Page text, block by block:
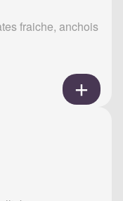
fraiche, anchois